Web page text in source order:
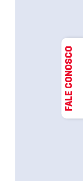
FALE CONOSCO